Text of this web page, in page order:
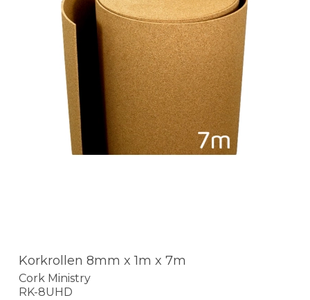
Korkrollen 8mm x 1m x 7m
Cork Ministry
RK-8UHD